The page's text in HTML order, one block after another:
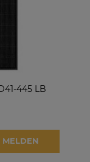
445 LB
MELDEN